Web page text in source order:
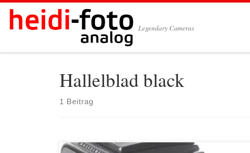
Zum Inhalt springen
Legendary Cameras
Hallelblad black
1 Beitrag